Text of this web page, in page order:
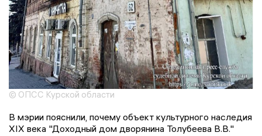
© ОПСС Курской области
В мэрии пояснили, почему объект культурного наследия
XIX века "Доходный дом дворянина Толубеева В.В."